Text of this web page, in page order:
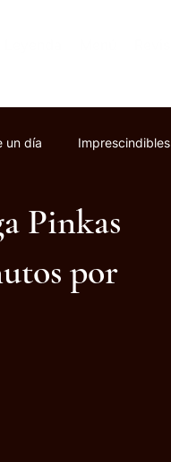
un día Imprescindibles
Pinkas
por